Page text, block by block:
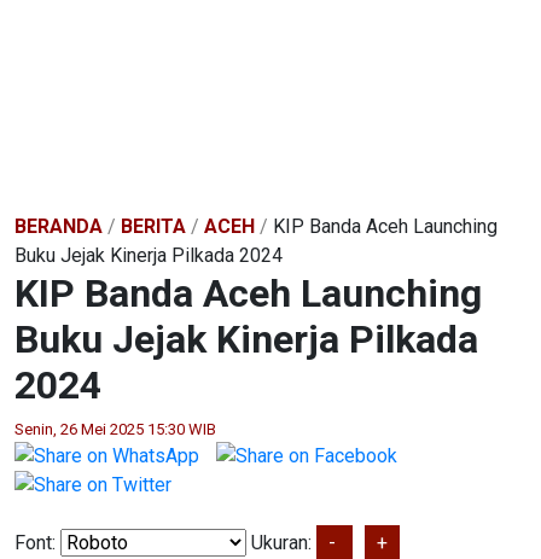
BERANDA / BERITA / ACEH / KIP Banda Aceh Launching
Buku Jejak Kinerja Pilkada 2024
KIP Banda Aceh Launching
Buku Jejak Kinerja Pilkada
2024
Senin, 26 Mei 2025 15:30 WIB
Font: Ukuran: - +